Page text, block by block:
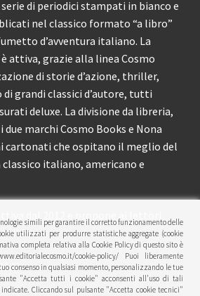
di periodici stampati in bianco e
nel classico formato “a libro”
d’avventura italiano. La
attiva, grazie alla linea Cosmo
di storie d’azione, thriller,
di grandi classici d’autore, tutti
deluxe. La divisione da libreria,
marchi Cosmo Books e Nona
cartonati che ospitano il meglio del
italiano, americano e
dal 2012 e propone ai lettori
l’anno.
simili per garantire il corretto funzionamento delle
utilizzati per produrre statistiche aggregate (cookie
completa relativa alla Cookie Policy di questo sito è
cookie-policy/ Puoi liberamente
consenso in qualsiasi momento, personalizzando le tue
"Accetta tutti i cookie" acconsenti all'uso di tali
Cliccando sul pulsante "Accetta cookie tecnici"